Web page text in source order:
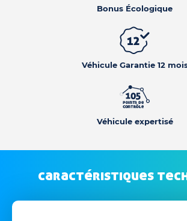
Bonus Écologique
Véhicule Garantie 12
Véhicule expertisé
caractéristiques